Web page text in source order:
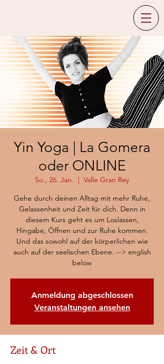
Yin Yoga | La Gomera
oder ONLINE
So., 26. Jan.
  |
Valle Gran Rey
Gehe durch deinen Alltag mit mehr Ruhe,
Gelassenheit und Zeit für dich. Denn in
diesem Kurs geht es um Loslassen,
Hingabe, Öffnen und zur Ruhe kommen.
Und das sowohl auf der körperlichen wie
auch auf der seelischen Ebene. --> english
below
Anmeldung abgeschlossen
Veranstaltungen ansehen
Zeit & Ort